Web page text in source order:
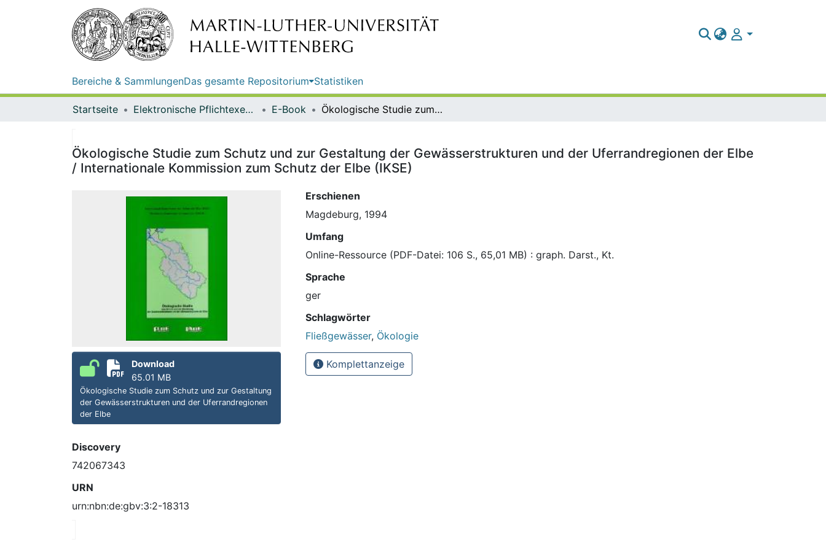
Bereiche & SammlungenDas gesamte Repositorium Statistiken
Startseite Elektronische Pflichtexemplare E-Book Ökologische Studie zum Schutz und zur Gestaltung der Gewässerstrukturen und der Uferrandregionen der Elbe / Internationale Kommission zum Schutz der Elbe (IKSE)
Ökologische Studie zum Schutz und zur Gestaltung der Gewässerstrukturen und der Uferrandregionen der Elbe
/ Internationale Kommission zum Schutz der Elbe (IKSE)
Download
65.01 MB
Ökologische Studie zum Schutz und zur Gestaltung
der Gewässerstrukturen und der Uferrandregionen
der Elbe
Discovery
742067343
URN
urn:nbn:de:gbv:3:2-18313
Erschienen
Magdeburg, 1994
Umfang
Online-Ressource (PDF-Datei: 106 S., 65,01 MB) : graph. Darst., Kt.
Sprache
ger
Schlagwörter
Fließgewässer, Ökologie
Komplettanzeige